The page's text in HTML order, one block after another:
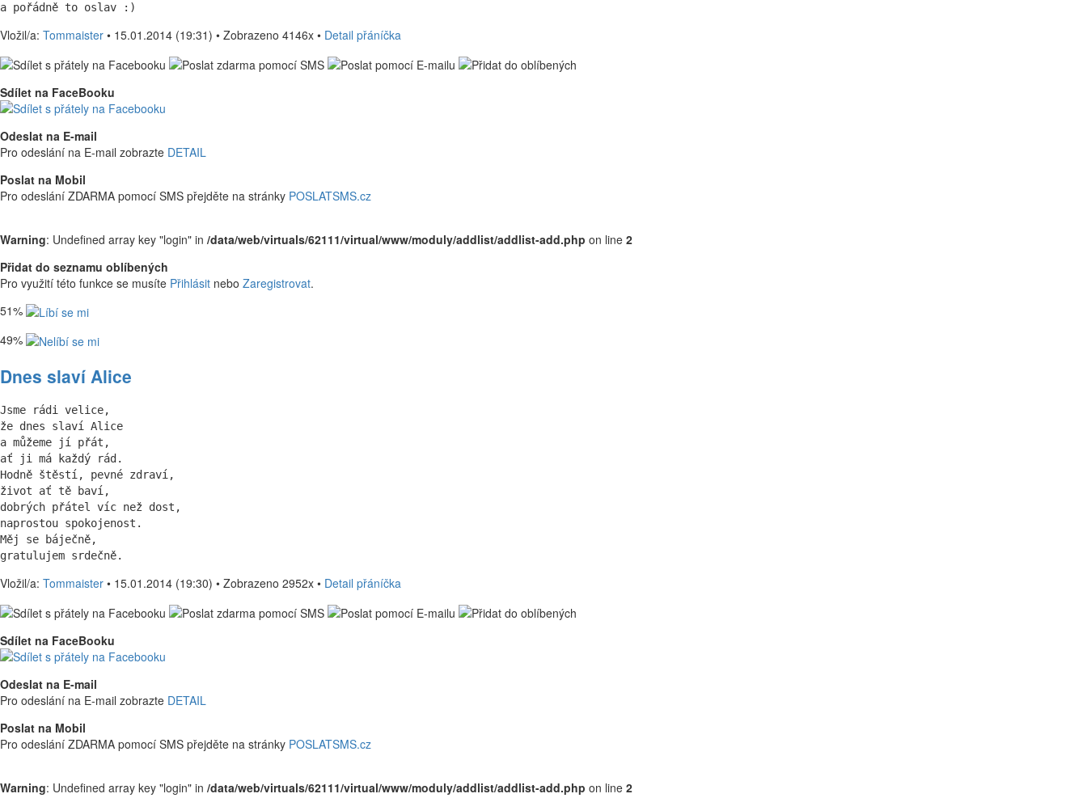
a pořádně to oslav :)
Vložil/a: Tommaister • 15.01.2014 (19:31) • Zobrazeno 4146x • Detail přáníčka
Sdílet na FaceBooku
Odeslat na E-mail
Pro odeslání na E-mail zobrazte DETAIL
Poslat na Mobil
Pro odeslání ZDARMA pomocí SMS přejděte na stránky POSLATSMS.cz
Warning: Undefined array key "login" in /data/web/virtuals/62111/virtual/www/moduly/addlist/addlist-add.php on line 2
Přidat do seznamu oblíbených
Pro využití této funkce se musíte Přihlásit nebo Zaregistrovat.
51%
49%
Dnes slaví Alice
Jsme rádi velice,
že dnes slaví Alice
a můžeme jí přát,
ať ji má každý rád.
Hodně štěstí, pevné zdraví,
život ať tě baví,
dobrých přátel víc než dost,
naprostou spokojenost.
Měj se báječně,
gratulujem srdečně.
Vložil/a: Tommaister • 15.01.2014 (19:30) • Zobrazeno 2952x • Detail přáníčka
Sdílet na FaceBooku
Odeslat na E-mail
Pro odeslání na E-mail zobrazte DETAIL
Poslat na Mobil
Pro odeslání ZDARMA pomocí SMS přejděte na stránky POSLATSMS.cz
Warning: Undefined array key "login" in /data/web/virtuals/62111/virtual/www/moduly/addlist/addlist-add.php on line 2